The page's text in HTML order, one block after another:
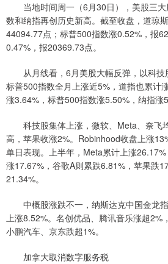
当地时间周一（6月30日），美股三大
数和纳指再创历史新高。截至收盘，道琼
44094.77点；标普500指数涨0.52%，报
0.47%，报20369.73点。
从月线看，6月美股大幅反弹，以科技
标普500指数全月上涨近5%，道指也累计
涨3.64%，标普500指数涨5.50%，纳指涨
科技股集体上涨，微软、Meta、奈飞
高，苹果收涨2%。Robinhood收盘上涨
单日表现。上半年，Meta累计上涨
涨17.67%，谷歌A则累跌6.81%，苹果跌
21.34%。
中概股涨跌不一，纳斯达克中国金龙
上涨8.52%。名创优品、腾讯音乐涨超2%
小鹏汽车、京东跌超1%。
加拿大取消数字服务税